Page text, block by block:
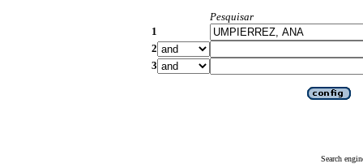
Pesquisar
1
2
3
Search